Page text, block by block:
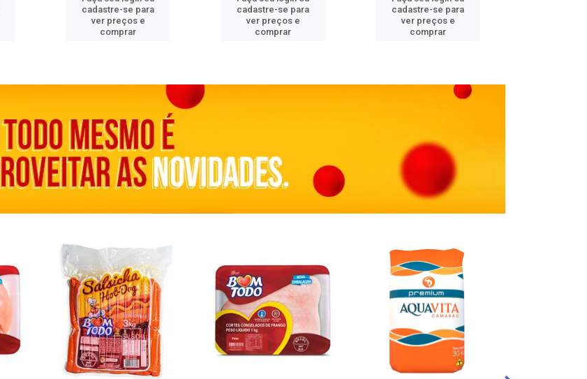
cadastre-se para
ver preços e
comprar
cadastre-se para
ver preços e
comprar
cadastre-se para
ver preços e
comprar